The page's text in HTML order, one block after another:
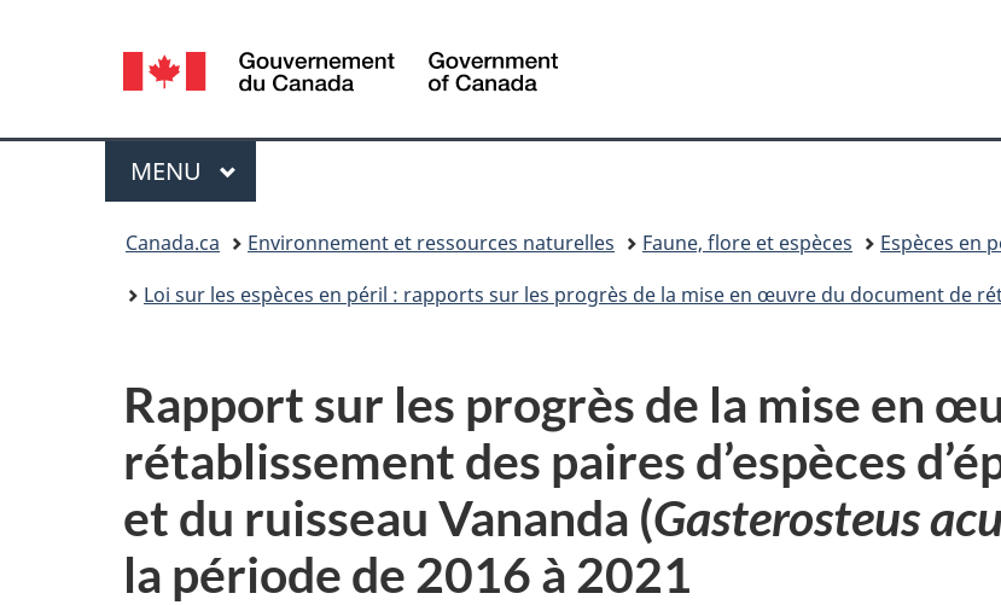
sujet
HTML
Sélection
de
la
langue
Canada
Menu
MENU PRINCIPAL
Canada.ca Environnement et ressources naturelles Faune, flore et espèces Espèces en
Loi sur les espèces en péril : rapports sur les progrès de la mise en œuvre du document de
Rapport sur les progrès de la mise en
rétablissement des paires d’espèces
et du ruisseau Vananda (Gasterosteus
la période de 2016 à 2021